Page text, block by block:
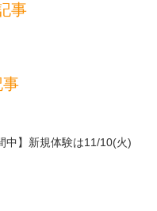
事
事
中】新規体験は11/10(火)